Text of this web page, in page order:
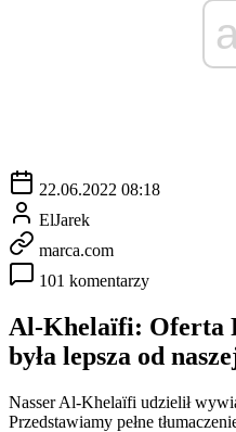
22.06.2022 08:18
ElJarek
marca.com
101 komentarzy
Al-Khelaïfi: Oferta
była lepsza od
Nasser Al-Khelaïfi udzielił
Przedstawiamy pełne